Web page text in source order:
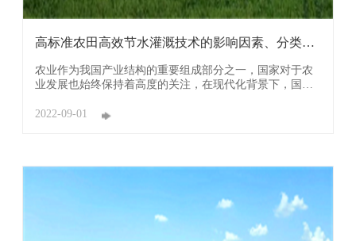
高标准农田高效节水灌溉技术的影响因素、分类及
农业作为我国产业结构的重要组成部分之一，国家对于农
业发展也始终保持着高度的关注，在现代化背景下，国家
的同时，推进高标准农田的建设。 1高标准农田建设高效
2022-09-01